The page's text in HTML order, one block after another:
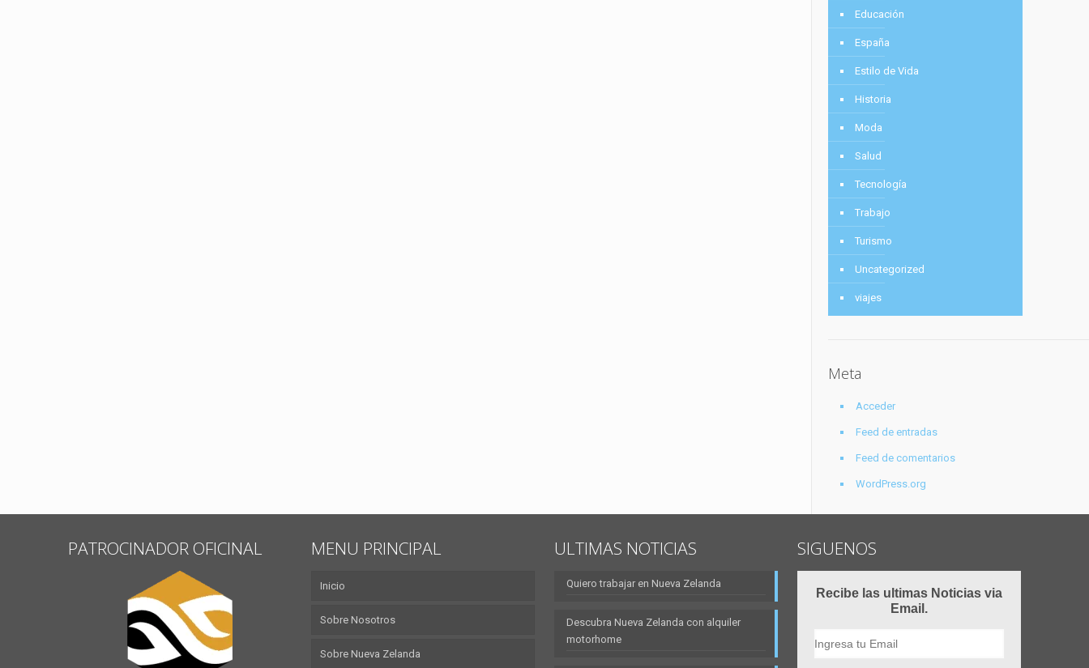
Educación
España
Estilo de Vida
Historia
Moda
Salud
Tecnología
Trabajo
Turismo
Uncategorized
viajes
Meta
Acceder
Feed de entradas
Feed de comentarios
WordPress.org
PATROCINADOR OFICINAL MENU PRINCIPAL
Inicio
Sobre Nosotros
Sobre Nueva Zelanda
ULTIMAS NOTICIAS
Quiero trabajar en Nueva Zelanda
Descubra Nueva Zelanda con alquiler
motorhome
SIGUENOS
Recibe las ultimas Noticias via
Email.